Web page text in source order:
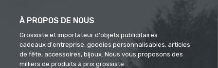
À PROPOS DE NOUS
Grossiste et importateur d'objets publicitaires
cadeaux d'entreprise, goodies personnalisables, articles
de fête, accessoires, bijoux. Nous vous proposons des
milliers de produits à prix grossiste.